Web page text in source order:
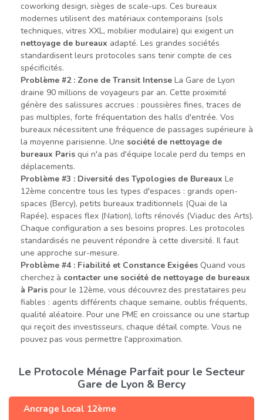
coworking design, sièges de scale-ups. Ces bureaux
modernes utilisent des matériaux contemporains (sols
techniques, vitres XXL, mobilier modulaire) qui exigent un
nettoyage de bureaux adapté. Les grandes sociétés
standardisent leurs protocoles sans tenir compte de ces
spécificités.
Problème #2 : Zone de Transit Intense La Gare de Lyon
draine 90 millions de voyageurs par an. Cette proximité
génère des salissures accrues : poussières fines, traces de
pas multiples, forte fréquentation des halls d'entrée. Vos
bureaux nécessitent une fréquence de passages supérieure à
la moyenne parisienne. Une société de nettoyage de
bureaux Paris qui n'a pas d'équipe locale perd du temps en
déplacements.
Problème #3 : Diversité des Typologies de Bureaux Le
12ème concentre tous les types d'espaces : grands open-
spaces (Bercy), petits bureaux traditionnels (Quai de la
Rapée), espaces flex (Nation), lofts rénovés (Viaduc des Arts).
Chaque configuration a ses besoins propres. Les protocoles
standardisés ne peuvent répondre à cette diversité. Il faut
une approche sur-mesure.
Problème #4 : Fiabilité et Constance Exigées Quand vous
cherchez à contacter une société de nettoyage de bureaux
à Paris pour le 12ème, vous découvrez des prestataires peu
fiables : agents différents chaque semaine, oublis fréquents,
qualité aléatoire. Pour une PME en croissance ou une startup
qui reçoit des investisseurs, chaque détail compte. Vous ne
pouvez pas vous permettre l'approximation.
Le Protocole Ménage Parfait pour le Secteur
Gare de Lyon & Bercy
Ancrage Local 12ème